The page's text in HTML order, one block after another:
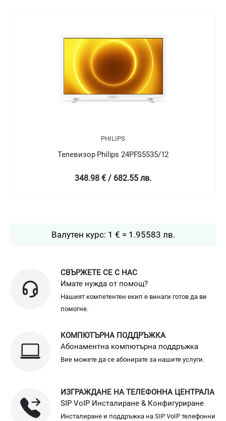
PHILIPS
Телевизор Philips 24PFT5505/05
349 € / 682.58 лв.
Валутен курс: 1 € = 1.95583 лв.
СВЪРЖЕТЕ СЕ С НАС
Имате нужда от помощ?
Нашият компетентен екип е винаги готов да ви
помогне.
КОМПЮТЪРНА ПОДДРЪЖКА
Абонаментна компютърна поддръжка
Вие можете да се абонирате за нашите услуги.
ИЗГРАЖДАНЕ НА ТЕЛЕФОННА ЦЕНТРАЛА
SIP VoIP Инсталиране & Конфигуриране
Инсталиране и поддръжка на SIP VoIP телефонни